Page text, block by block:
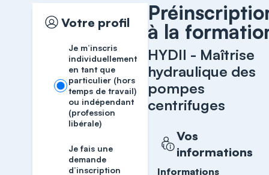
Votre profil
Je m’inscris
individuellement
en tant que
particulier (hors
temps de travail)
ou indépendant
(profession
libérale)
Je fais une
demande
d’inscription
à la
HYDII - Maîtrise
hydraulique des
pompes
centrifuges
Vos
informations
Informations